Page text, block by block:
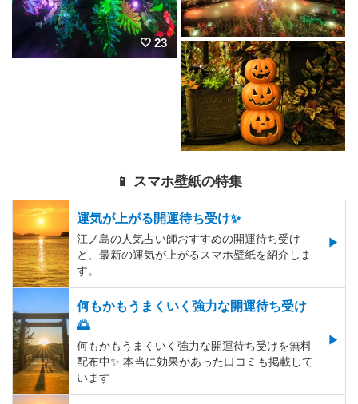
23
📱 スマホ壁紙の特集
運気が上がる開運待ち受け✨
江ノ島の人気占い師おすすめの開運待ち受け
と、最新の運気が上がるスマホ壁紙を紹介しま
す。
何もかもうまくいく強力な開運待ち受け
🌅
何もかもうまくいく強力な開運待ち受けを無料
配布中✨️ 本当に効果があった口コミも掲載して
います